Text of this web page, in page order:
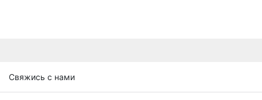
Свяжись с нами